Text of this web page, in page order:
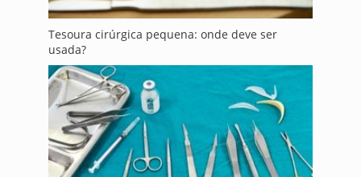
Tesoura cirúrgica pequena: onde deve ser
usada?